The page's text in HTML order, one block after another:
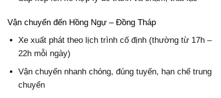
Vận chuyển đến Hồng Ngự – Đồng Tháp
Xe xuất phát theo lịch trình cố định (thường từ 17h –
22h mỗi ngày)
Vận chuyển nhanh chóng, đúng tuyến, hạn chế trung
chuyển